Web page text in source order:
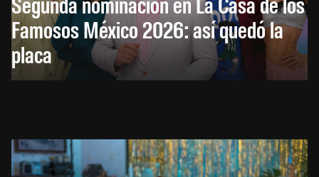
Famosos México 2026: así quedó la
placa